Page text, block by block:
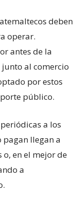
deben
operar.
antes de la
al comercio
por estos
público.
a los
pagan llegan a
en el mejor de
a